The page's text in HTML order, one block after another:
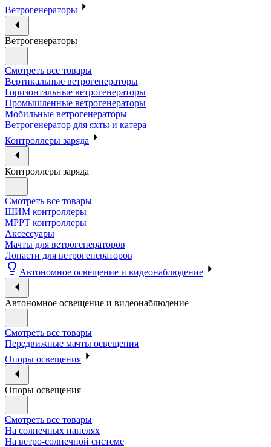
Ветрогенераторы
Ветрогенераторы
Смотреть все товары
Вертикальные ветрогенераторы
Горизонтальные ветрогенераторы
Промышленные ветрогенераторы
Мобильные ветрогенераторы
Ветрогенератор для яхты и катера
Контроллеры заряда
Контроллеры заряда
Смотреть все товары
ШИМ контроллеры
МРРТ контроллеры
Аксессуары
Мачты для ветрогенераторов
Лопасти для ветрогенераторов
Автономное освещение и видеонаблюдение
Автономное освещение и видеонаблюдение
Смотреть все товары
Передвижные мачты освещения
Опоры освещения
Опоры освещения
Смотреть все товары
На солнечных панелях
На ветро-солнечной системе